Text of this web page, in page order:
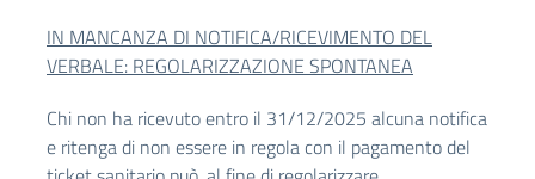
IN MANCANZA DI NOTIFICA/RICEVIMENTO DEL
VERBALE: REGOLARIZZAZIONE SPONTANEA
Chi non ha ricevuto entro il 31/12/2025 alcuna notifica
e ritenga di non essere in regola con il pagamento del